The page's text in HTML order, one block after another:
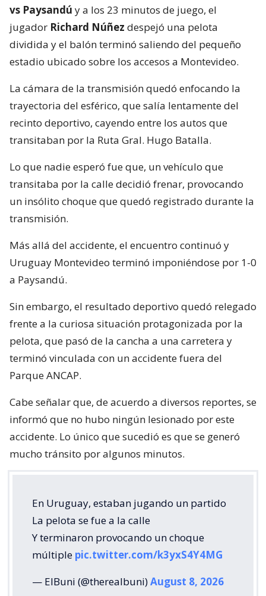
vs Paysandú y a los 23 minutos de juego, el
jugador Richard Núñez despejó una pelota
dividida y el balón terminó saliendo del pequeño
estadio ubicado sobre los accesos a Montevideo.
La cámara de la transmisión quedó enfocando la
trayectoria del esférico, que salía lentamente del
recinto deportivo, cayendo entre los autos que
transitaban por la Ruta Gral. Hugo Batalla.
Lo que nadie esperó fue que, un vehículo que
transitaba por la calle decidió frenar, provocando
un insólito choque que quedó registrado durante la
transmisión.
Más allá del accidente, el encuentro continuó y
Uruguay Montevideo terminó imponiéndose por 1-0
a Paysandú.
Sin embargo, el resultado deportivo quedó relegado
frente a la curiosa situación protagonizada por la
pelota, que pasó de la cancha a una carretera y
terminó vinculada con un accidente fuera del
Parque ANCAP.
Cabe señalar que, de acuerdo a diversos reportes, se
informó que no hubo ningún lesionado por este
accidente. Lo único que sucedió es que se generó
mucho tránsito por algunos minutos.
En Uruguay, estaban jugando un partido
La pelota se fue a la calle
Y terminaron provocando un choque
múltiple pic.twitter.com/k3yxS4Y4MG
— ElBuni (@therealbuni)August 8, 2026